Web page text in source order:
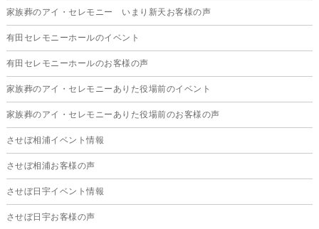
家族葬のアイ・セレモニー いまり新天お客様の声
有田セレモニーホールのイベント
有田セレモニーホールのお客様の声
家族葬のアイ・セレモニーありた役場前のイベント
家族葬のアイ・セレモニーありた役場前のお客様の声
させぼ相浦イベント情報
させぼ相浦お客様の声
させぼ日宇イベント情報
させぼ日宇お客様の声